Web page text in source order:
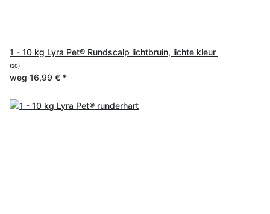
1 - 10 kg Lyra Pet® Rundscalp lichtbruin, lichte kleur
(20)
weg 16,99 € *